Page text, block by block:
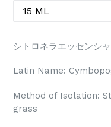
シトロネラエッセンシ
Latin Name:
Method of Isolation:
grass